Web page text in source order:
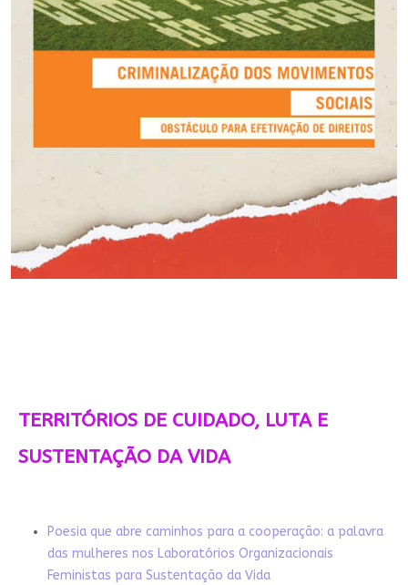
TERRITÓRIOS DE CUIDADO, LUTA E
SUSTENTAÇÃO DA VIDA
Poesia que abre caminhos para a cooperação: a palavra
das mulheres nos Laboratórios Organizacionais
Feministas para Sustentação da Vida